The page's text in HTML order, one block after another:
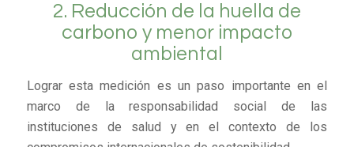
2. Reducción de la huella de
carbono y menor impacto
ambiental
Lograr esta medición es un paso importante en el
marco de la responsabilidad social de las
instituciones de salud y en el contexto de los